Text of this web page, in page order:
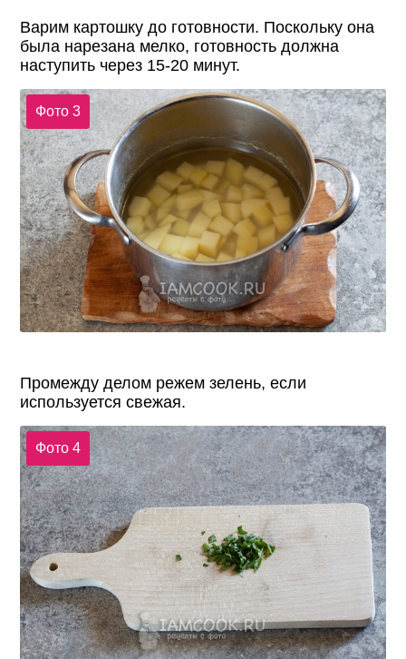
Варим картошку до готовности. Поскольку она
была нарезана мелко, готовность должна
наступить через 15-20 минут.
Фото 3
Промежду делом режем зелень, если
используется свежая.
Фото 4